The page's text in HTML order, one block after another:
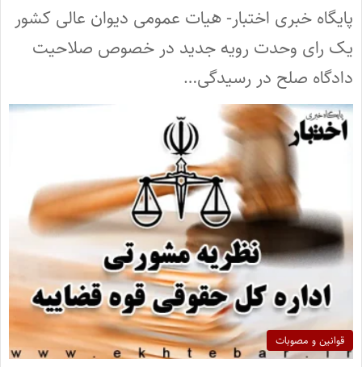
پایگاه خبری اختبار- هیات عمومی دیوان عالی کشور
یک رای وحدت رویه جدید در خصوص صلاحیت
دادگاه صلح در رسیدگی…
قوانین و مصوبات